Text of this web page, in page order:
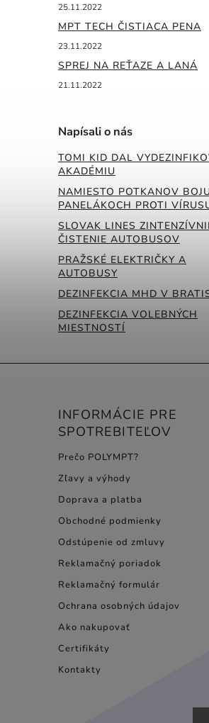
25.11.2022
MPT TECH ČISTIACA PENA
23.11.2022
SPREJ NA REŤAZE A LANÁ
21.11.2022
Napísali o nás
TOMI KID DAL
AKADÉMIU
NAMIESTO POTKANOV
PANELÁKOCH PROTI
SLOVAK LINES
ČISTENIE AUTOBUSOV
PRAŽSKÉ ELEKTRIČKY A
AUTOBUSY
DEZINFEKCIA MHD V
DEZINFEKCIA VOLEBNÝCH
MIESTNOSTÍ
INFORMÁCIE PRE
SPOTREBITEĽOV
Prečo POLYMPT?
Zľavy a výhody
Doprava a platba
Obchodné podmienky
Odstúpenie od zmluvy
Reklamačný poriadok
Reklamačný formulár
Ochrana osobných údajov
Ako nakupovať
Certifikáty
Kontakty